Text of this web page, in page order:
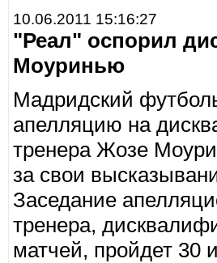
10.06.2011 15:16:27
"Реал" оспорил
Моуринью
Мадридский
апелляцию на
тренера Жозе
за свои
Заседание
тренера,
матчей, пройдет 30